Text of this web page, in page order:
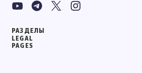
РАЗДЕЛЫ
LEGAL
PAGES